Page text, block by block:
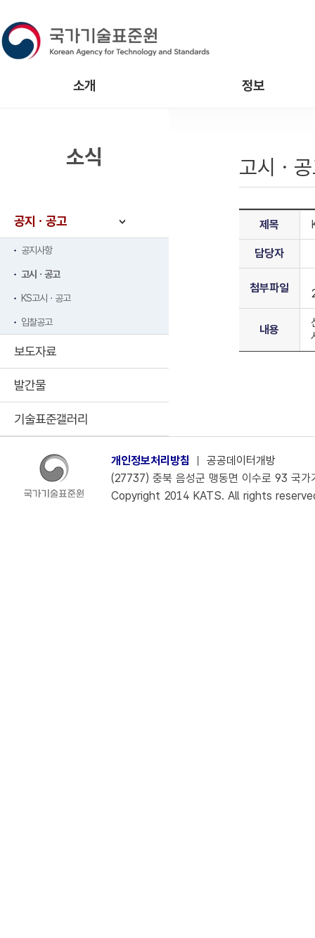
소개 정보
고시ㆍ
제목
담당자
첨부파일
내용
소식
공지ㆍ공고
공지사항
고시ㆍ공고
KS고시ㆍ공고
입찰공고
보도자료
발간물
기술표준갤러리
개인정보처리방침 ㅣ 공공데이터개방
(27737) 충북 음성군 맹동면 이수로 93 국
Copyright 2014 KATS. All rights